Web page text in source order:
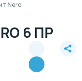
Nero
6 ПР